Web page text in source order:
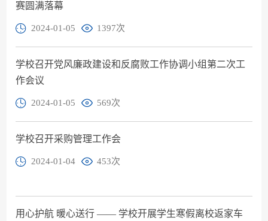
赛圆满落幕
2024-01-05 1397次
学校召开党风廉政建设和反腐败工作协调小组第二次工
作会议
2024-01-05 569次
学校召开采购管理工作会
2024-01-04 453次
用心护航 暖心送行 —— 学校开展学生寒假离校返家车